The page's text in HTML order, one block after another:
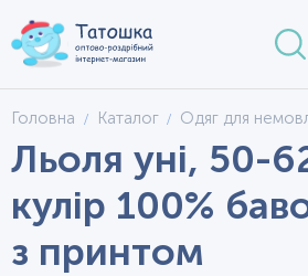
Головна Каталог Одяг для
Льоля уні, 50-
кулір 100%
з принтом